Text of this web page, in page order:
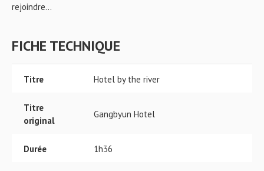
rejoindre…
FICHE TECHNIQUE
Titre Hotel by the river
Titre
original
Gangbyun Hotel
Durée 1h36